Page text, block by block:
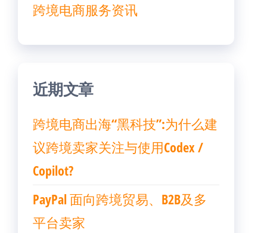
跨境电商服务资讯
近期文章
跨境电商出海“黑科技”:为什么建
议跨境卖家关注与使用Codex /
Copilot?
PayPal 面向跨境贸易、B2B及多
平台卖家